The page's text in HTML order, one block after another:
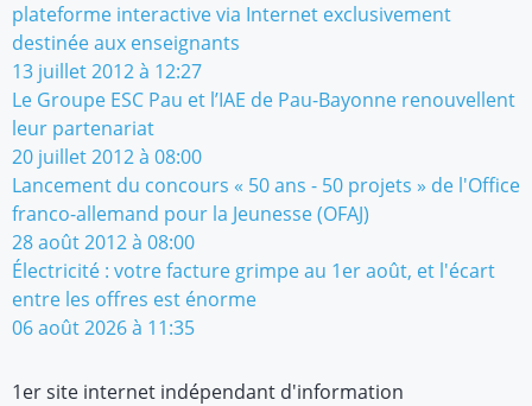
plateforme interactive via Internet exclusivement
destinée aux enseignants
13 juillet 2012 à 12:27
Le Groupe ESC Pau et l’IAE de Pau-Bayonne renouvellent
leur partenariat
20 juillet 2012 à 08:00
Lancement du concours « 50 ans - 50 projets » de l'Office
franco-allemand pour la Jeunesse (OFAJ)
28 août 2012 à 08:00
Électricité : votre facture grimpe au 1er août, et l'écart
entre les offres est énorme
06 août 2026 à 11:35
1er site internet indépendant d'information